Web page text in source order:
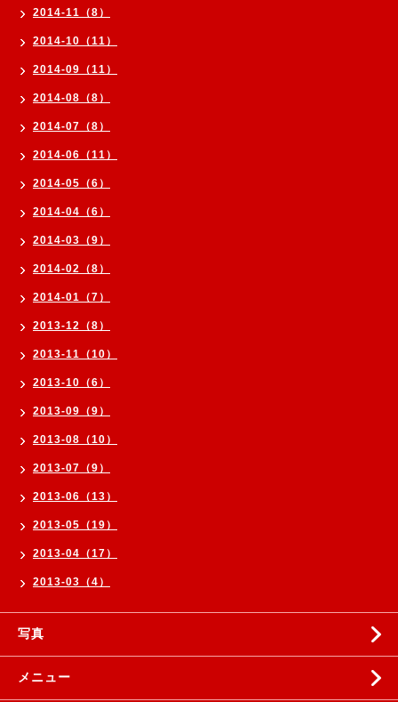
2014-11（8）
2014-10（11）
2014-09（11）
2014-08（8）
2014-07（8）
2014-06（11）
2014-05（6）
2014-04（6）
2014-03（9）
2014-02（8）
2014-01（7）
2013-12（8）
2013-11（10）
2013-10（6）
2013-09（9）
2013-08（10）
2013-07（9）
2013-06（13）
2013-05（19）
2013-04（17）
2013-03（4）
写真
メニュー